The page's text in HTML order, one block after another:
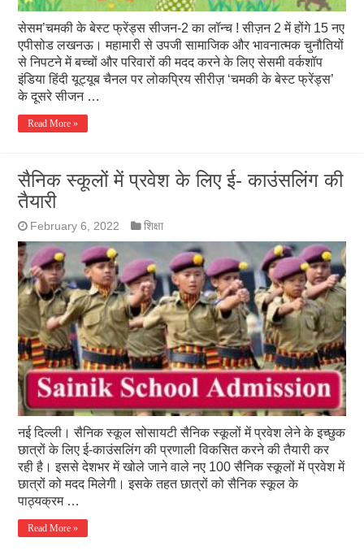
सेसम’चमकी के बेस्ट फ्रेंड्स सीजन-2 का लॉन्च ! सीज़न 2 में होंगे 15 नए
एपीसोड लखनऊ। महामारी से उपजी सामाजिक और भावनात्मक चुनौतियों
से निपटने में बच्चों और परिवारों की मदद करने के लिए सेसमी वर्कशॉप
इंडिया हिंदी यूट्यूब चैनल पर लोकप्रिय सीरीज़ ‘चमकी के बेस्ट फ्रेंड्स’
के दूसरे सीजन …
Read More »
सैनिक स्कूलों में प्रवेश के लिए ई- काउंसलिंग की
तैयारी
February 6, 2022 शिक्षा
नई दिल्ली। सैनिक स्कूल सोसायटी सैनिक स्कूलों में प्रवेश लेने के इच्छुक
छात्रों के लिए ई-काउंसलिंग की प्रणाली विकसित करने की तैयारी कर
रही है। इससे देशभर में खोले जाने वाले नए 100 सैनिक स्कूलों में प्रवेश में
छात्रों को मदद मिलेगी। इसके तहत छात्रों को सैनिक स्कूल के
पाठ्यक्रम …
Read More »